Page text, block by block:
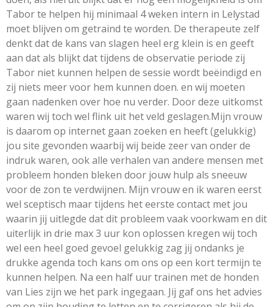
Tabor te helpen hij minimaal 4 weken intern in Lelystad
moet blijven om getraind te worden. De therapeute zelf
denkt dat de kans van slagen heel erg klein is en geeft
aan dat als blijkt dat tijdens de observatie periode zij
Tabor niet kunnen helpen de sessie wordt beëindigd en
zij niets meer voor hem kunnen doen. en wij moeten
gaan nadenken over hoe nu verder. Door deze uitkomst
waren wij toch wel flink uit het veld geslagen.Mijn vrouw
is daarom op internet gaan zoeken en heeft (gelukkig)
jou site gevonden waarbij wij beide zeer van onder de
indruk waren, ook alle verhalen van andere mensen met
probleem honden bleken door jouw hulp als sneeuw
voor de zon te verdwijnen. Mijn vrouw en ik waren eerst
wel sceptisch maar tijdens het eerste contact met jou
waarin jij uitlegde dat dit probleem vaak voorkwam en dit
uiterlijk in drie max 3 uur kon oplossen kregen wij toch
wel een heel goed gevoel gelukkig zag jij ondanks je
drukke agenda toch kans om ons op een kort termijn te
kunnen helpen. Na een half uur trainen met de honden
van Lies zijn we het park ingegaan. Jij gaf ons het advies